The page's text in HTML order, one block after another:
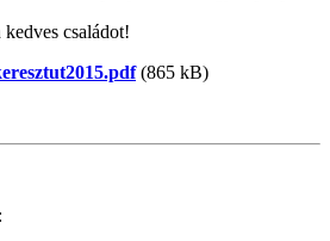
családot!
(865 kB)